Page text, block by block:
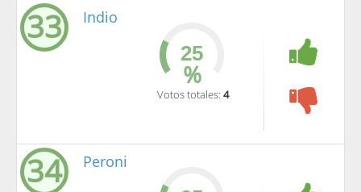
33 Indio
%
Votos totales: 4
34 Peroni